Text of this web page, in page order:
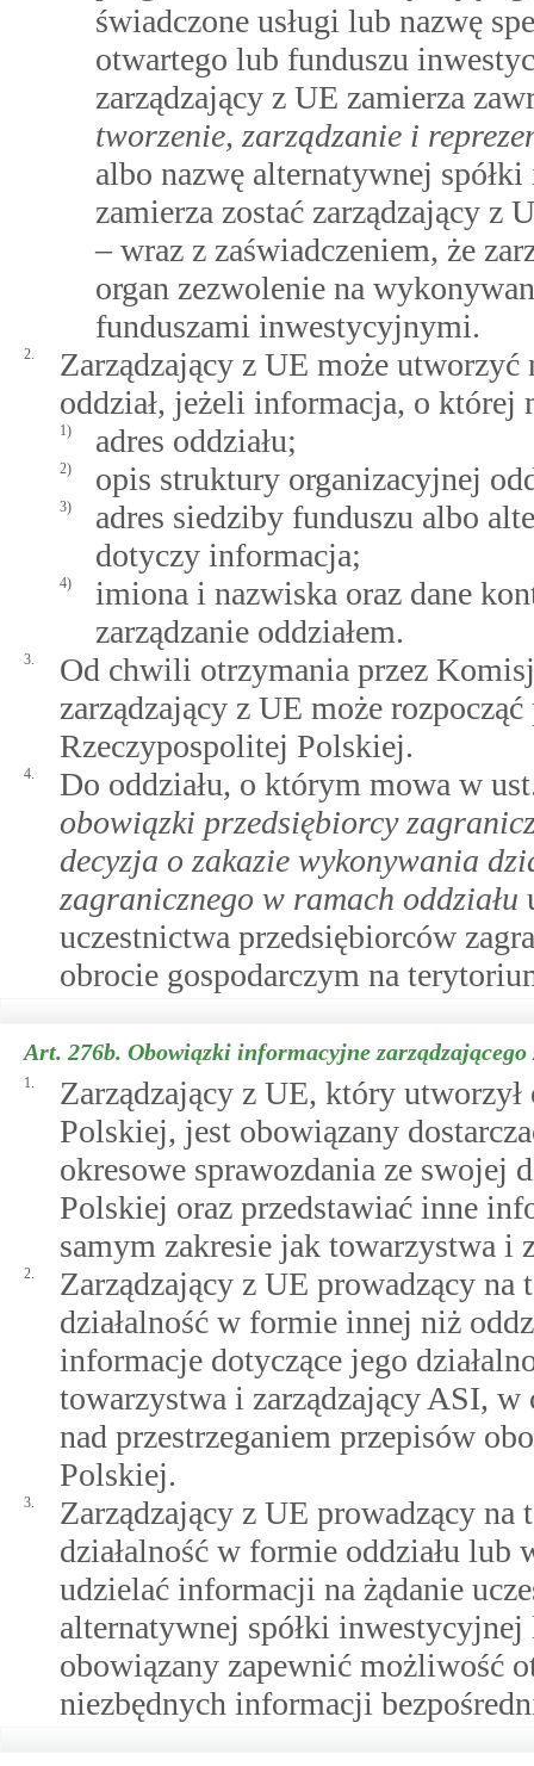
świadczone usługi lub nazwę
otwartego lub funduszu
zarządzający z UE zamierza
tworzenie, zarządzanie i
albo nazwę alternatywnej
zamierza zostać zarządzający z
– wraz z zaświadczeniem, że
organ zezwolenie na
funduszami inwestycyjnymi.
2.
Zarządzający z UE może
oddział, jeżeli informacja, o
1) adres oddziału;
2) opis struktury organizacyjnej
3)
adres siedziby funduszu albo
dotyczy informacja;
4)
imiona i nazwiska oraz dane
zarządzanie oddziałem.
3.
Od chwili otrzymania przez
zarządzający z UE może
Rzeczypospolitej Polskiej.
4.
Do oddziału, o którym mowa w
obowiązki przedsiębiorcy
decyzja o zakazie wykonywania
zagranicznego w ramach oddziału
uczestnictwa przedsiębiorców
obrocie gospodarczym na
Art. 276b. Obowiązki informacyjne zarządzającego
1.
Zarządzający z UE, który
Polskiej, jest obowiązany
okresowe sprawozdania ze swojej
Polskiej oraz przedstawiać inne
samym zakresie jak towarzystwa i
2.
Zarządzający z UE prowadzący
działalność w formie innej niż
informacje dotyczące jego
towarzystwa i zarządzający ASI,
nad przestrzeganiem przepisów
Polskiej.
3.
Zarządzający z UE prowadzący
działalność w formie oddziału
udzielać informacji na żądanie
alternatywnej spółki
obowiązany zapewnić możliwość
niezbędnych informacji